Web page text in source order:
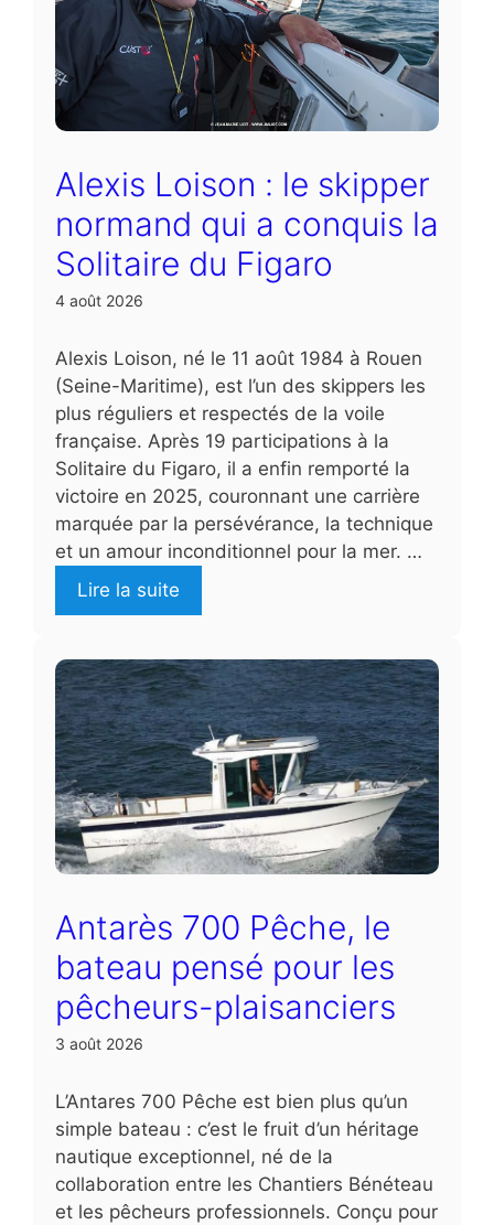
Alexis Loison : le skipper
normand qui a conquis la
Solitaire du Figaro
4 août 2026
Alexis Loison, né le 11 août 1984 à Rouen
(Seine-Maritime), est l’un des skippers les
plus réguliers et respectés de la voile
française. Après 19 participations à la
Solitaire du Figaro, il a enfin remporté la
victoire en 2025, couronnant une carrière
marquée par la persévérance, la technique
et un amour inconditionnel pour la mer. …
Lire la suite
Antarès 700 Pêche, le
bateau pensé pour les
pêcheurs-plaisanciers
3 août 2026
L’Antares 700 Pêche est bien plus qu’un
simple bateau : c’est le fruit d’un héritage
nautique exceptionnel, né de la
collaboration entre les Chantiers Bénéteau
et les pêcheurs professionnels. Conçu pour